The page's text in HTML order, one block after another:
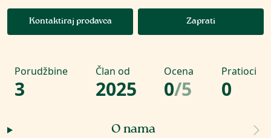
Kontaktiraj prodavca Zaprati
Porudžbine
3
Član od
2025
Ocena
0/5
Pratioci
0
O nama